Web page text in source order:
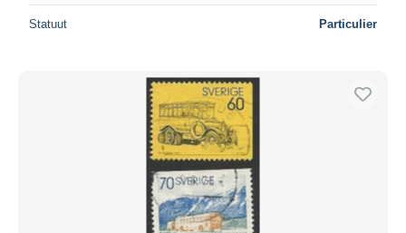
Statuut Particulier